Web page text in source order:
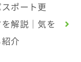
ポート更
解説｜気を
介